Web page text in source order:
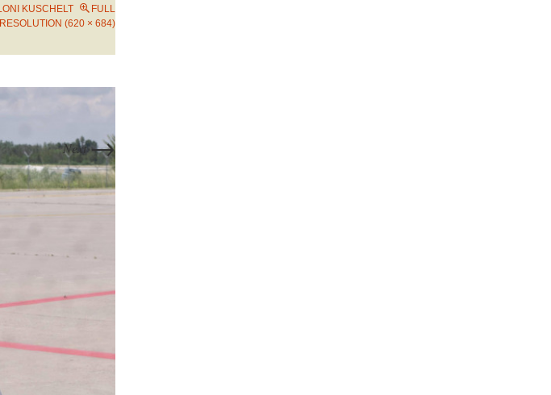
KUSCHELT
FULL
RESOLUTION (620 × 684)
Next→